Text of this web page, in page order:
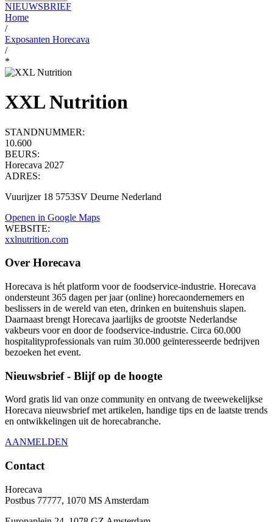
NIEUWSBRIEF
Home
/
Exposanten Horecava
/
*
XXL Nutrition
STANDNUMMER:
10.600
BEURS:
Horecava 2027
ADRES:
Vuurijzer 18 5753SV Deurne Nederland
Openen in Google Maps
WEBSITE:
xxlnutrition.com
Over Horecava
Horecava is hét platform voor de foodservice-industrie. Horecava
ondersteunt 365 dagen per jaar (online) horecaondernemers en
beslissers in de wereld van eten, drinken en buitenshuis slapen.
Daarnaast brengt Horecava jaarlijks de grootste Nederlandse
vakbeurs voor en door de foodservice-industrie. Circa 60.000
hospitalityprofessionals van ruim 30.000 geïnteresseerde bedrijven
bezoeken het event.
Nieuwsbrief - Blijf op de hoogte
Word gratis lid van onze community en ontvang de tweewekelijkse
Horecava nieuwsbrief met artikelen, handige tips en de laatste trends
en ontwikkelingen uit de horecabranche.
AANMELDEN
Contact
Horecava
Postbus 77777, 1070 MS Amsterdam